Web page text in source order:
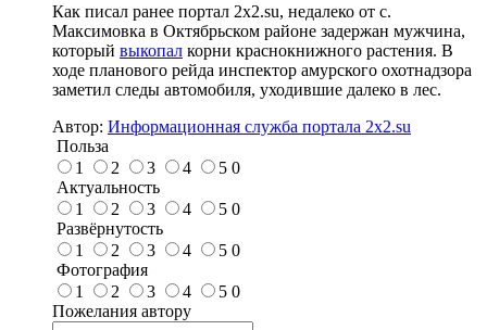
Как писал ранее портал 2х2.su, недалеко от с.
Максимовка в Октябрьском районе задержан мужчина,
который выкопал корни краснокнижного растения. В
ходе планового рейда инспектор амурского охотнадзора
заметил следы автомобиля, уходившие далеко в лес.
Автор: Информационная служба портала 2x2.su
Польза
1
2 3 4 5 0
Актуальность
1
2 3 4 5 0
Развёрнутость
1
2 3 4 5 0
Фотография
1
2 3 4 5 0
Пожелания автору